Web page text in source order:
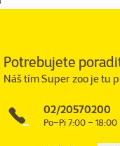
Potrebujete
Náš tím Super zoo je tu
02/20570200
Po–Pi 7:00 – 18:00